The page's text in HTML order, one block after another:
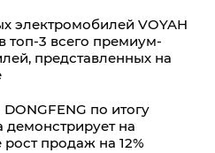
электромобилей VOYAH
топ-3 всего премиум-
представленных на
по итогу
демонстрирует на
продаж на 12%